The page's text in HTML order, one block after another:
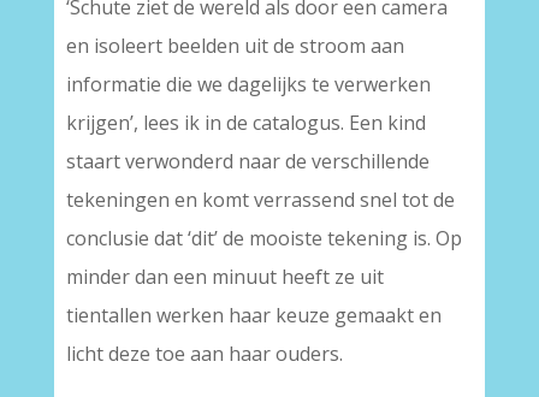
‘Schute ziet de wereld als door een camera
en isoleert beelden uit de stroom aan
informatie die we dagelijks te verwerken
krijgen’, lees ik in de catalogus. Een kind
staart verwonderd naar de verschillende
tekeningen en komt verrassend snel tot de
conclusie dat ‘dit’ de mooiste tekening is. Op
minder dan een minuut heeft ze uit
tientallen werken haar keuze gemaakt en
licht deze toe aan haar ouders.